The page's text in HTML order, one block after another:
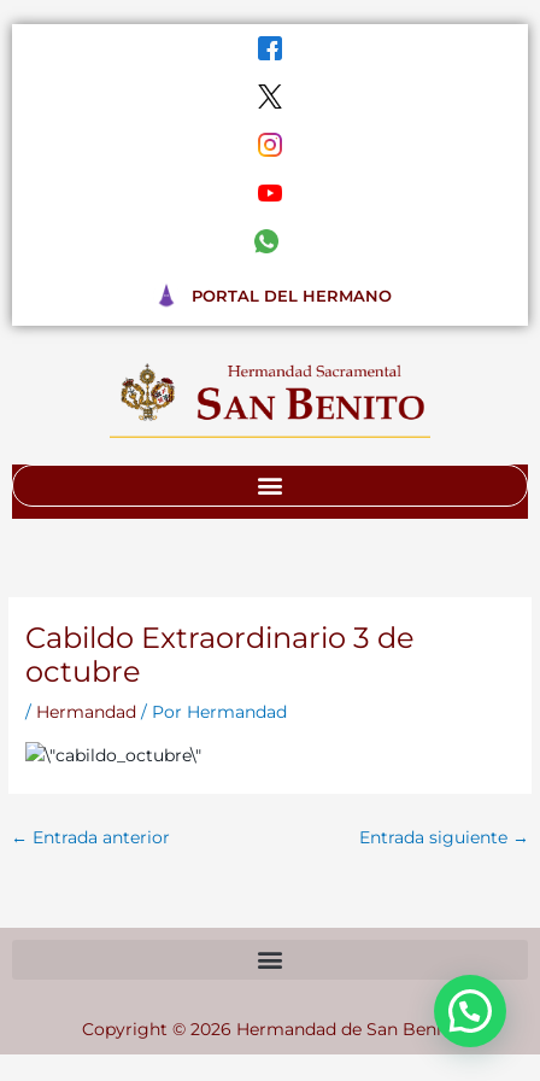
PORTAL DEL HERMANO
Cabildo Extraordinario 3 de
octubre
/ Hermandad / Por Hermandad
← Entrada anterior Entrada siguiente →
Copyright © 2026 Hermandad de San Benito